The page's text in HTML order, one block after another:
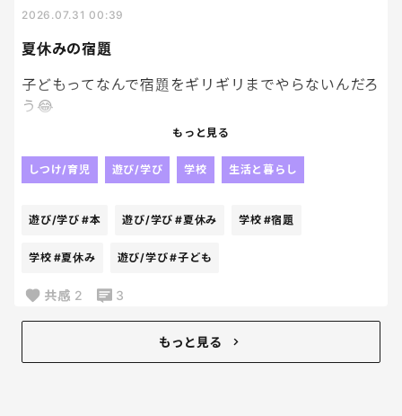
なんでも再確認は大事！！
夏休みの宿題
2026.07.31 00:39
子どもってなんで宿題をギリギリまでやらないんだろ
う😂
思うんだけど、
んだけど😂
みんなのお子さんはコツコツやるタイプ？
それとも最後に追い込むタイプ？
もっと見る
しつけ/育児 遊び/学び 学校 生活と暮らし
遊び/学び #本 遊び/学び #夏休み 学校 #宿題
学校 #夏休み 遊び/学び#子ども
共感 2 3
もっと見る